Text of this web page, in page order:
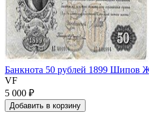
Банкнота 50 рублей 1899 Шипов
VF
5 000 ₽
Добавить в корзину